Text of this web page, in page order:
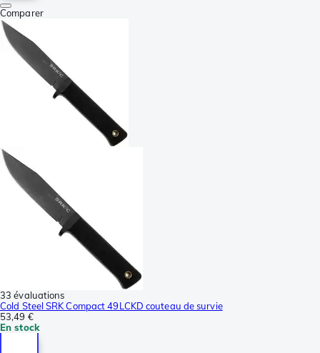
Comparer
33 évaluations
Cold Steel SRK Compact 49LCKD couteau de survie
53,49 €
En stock